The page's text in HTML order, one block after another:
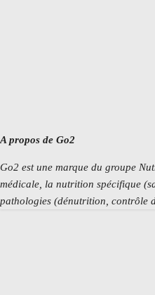
A propos de Go2
Go2 est une marque du groupe
médicale, la nutrition spécifique
pathologies (dénutrition , contrôle